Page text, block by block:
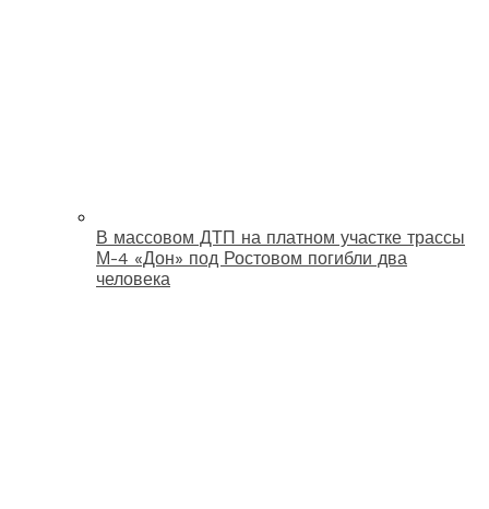
В массовом ДТП на платном участке трассы
М-4 «Дон» под Ростовом погибли два
человека